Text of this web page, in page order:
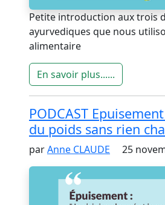
Petite introduction aux trois
ayurvediques que nous
alimentaire
En savoir plus......
PODCAST
du poids sans rien
parAnne CLAUDE 25